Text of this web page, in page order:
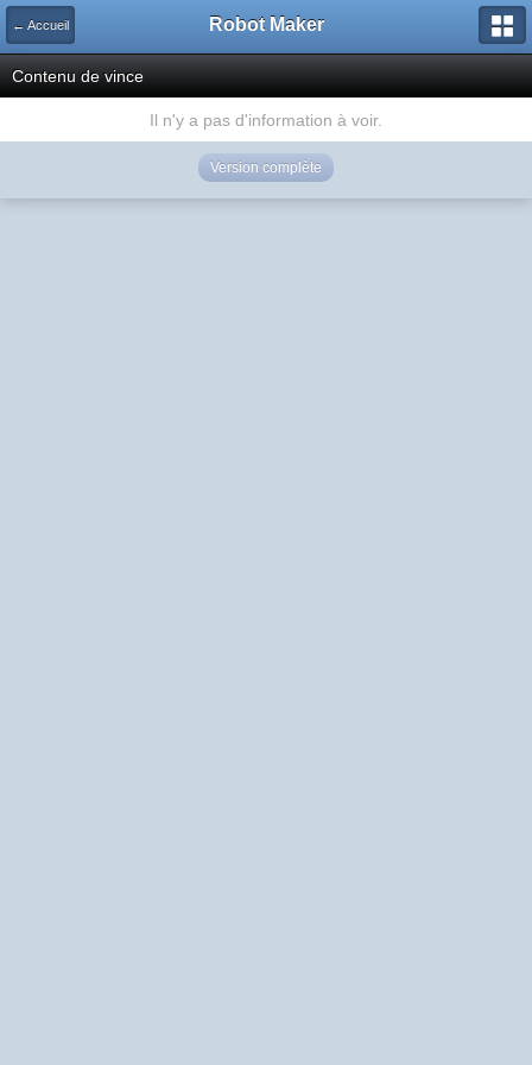
← Accueil Robot Maker
Contenu de vince
Il n'y a pas d'information à voir.
Version complète